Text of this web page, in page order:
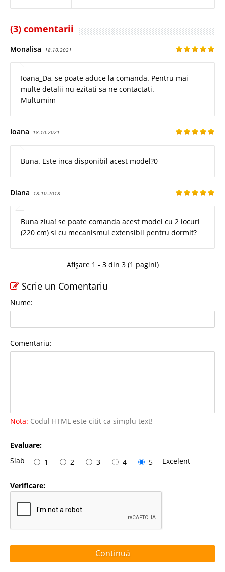
(3) comentarii
Monalisa 18.10.2021
Ioana_Da, se poate aduce la comanda. Pentru mai
multe detalii nu ezitati sa ne contactati.
Multumim
Ioana 18.10.2021
Buna. Este inca disponibil acest model?0
Diana 18.10.2018
Buna ziua! se poate comanda acest model cu 2 locuri
(220 cm) si cu mecanismul extensibil pentru dormit?
Afișare 1 - 3 din 3 (1 pagini)
Scrie un Comentariu
Nume:
Comentariu:
Nota: Codul HTML este citit ca simplu text!
Evaluare:
Slab
1 2 3 4 5 Excelent
Verificare:
Continuă